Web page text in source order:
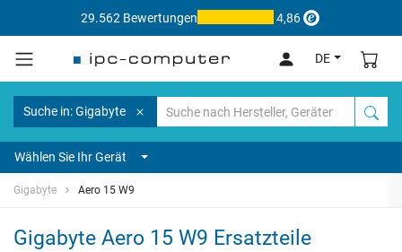
29.562 Bewertungen 4,86
DE
Suche in: Gigabyte
Wählen Sie Ihr Gerät
Gigabyte Aero 15 W9
Gigabyte Aero 15 W9 Ersatzteile